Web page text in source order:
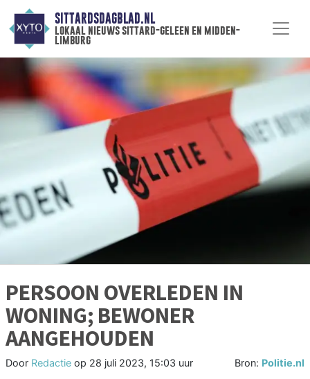
SITTARDSDAGBLAD.NL
lokaal nieuws sittard-geleen en midden-
limburg
PERSOON OVERLEDEN IN
WONING; BEWONER
AANGEHOUDEN
Door Redactie op 28 juli 2023, 15:03 uur Bron: Politie.nl